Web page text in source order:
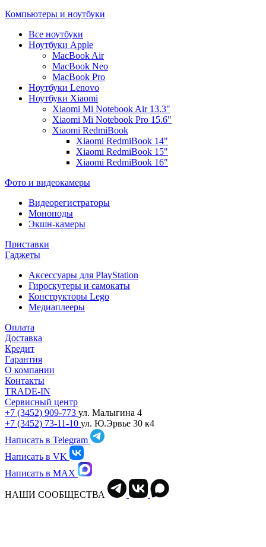
Компьютеры и ноутбуки
Все ноутбуки
Ноутбуки Apple
MacBook Air
MacBook Neo
MacBook Pro
Ноутбуки Lenovo
Ноутбуки Xiaomi
Xiaomi Mi Notebook Air 13.3"
Xiaomi Mi Notebook Pro 15.6"
Xiaomi RedmiBook
Xiaomi RedmiBook 14"
Xiaomi RedmiBook 15"
Xiaomi RedmiBook 16"
Фото и видеокамеры
Видеорегистраторы
Моноподы
Экшн-камеры
Приставки
Гаджеты
Аксессуары для PlayStation
Гироскутеры и самокаты
Конструкторы Lego
Медиаплееры
Оплата
Доставка
Кредит
Гарантия
О компании
Контакты
TRADE-IN
Сервисный центр
+7 (3452) 909-773 ул. Малыгина 4
+7 (3452) 73-11-10 ул. Ю.Эрвье 30 к4
Написать в Telegram
Написать в VK
Написать в MAX
НАШИ СООБЩЕСТВА